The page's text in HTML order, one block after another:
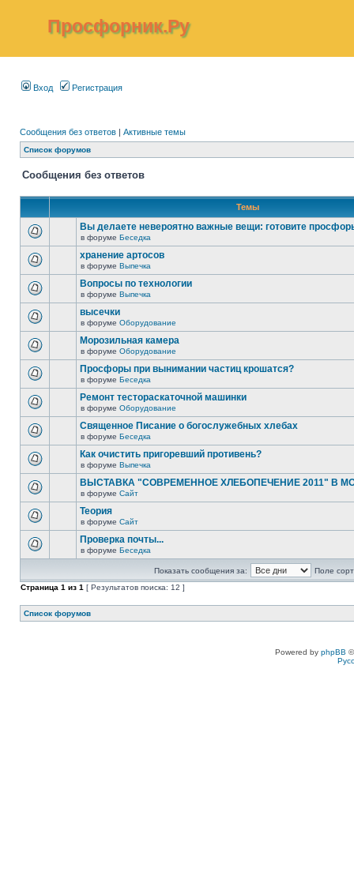
Просфорник.Ру
Вход Регистрация
Сообщения без ответов | Активные темы
Список форумов
Сообщения без ответов
Темы
Вы делаете невероятно важные вещи: готовите
в форуме Беседка
хранение артосов
в форуме Выпечка
Вопросы по технологии
в форуме Выпечка
высечки
в форуме Оборудование
Морозильная камера
в форуме Оборудование
Просфоры при вынимании частиц крошатся?
в форуме Беседка
Ремонт тестораскаточной машинки
в форуме Оборудование
Священное Писание о богослужебных хлебах
в форуме Беседка
Как очистить пригоревший противень?
в форуме Выпечка
ВЫСТАВКА "СОВРЕМЕННОЕ ХЛЕБОПЕЧЕНИЕ 2011" В
в форуме Сайт
Теория
в форуме Сайт
Проверка почты...
в форуме Беседка
Показать сообщения за:
Поле
Страница 1 из 1 [ Результатов поиска: 12 ]
Список форумов
Powered by phpBB